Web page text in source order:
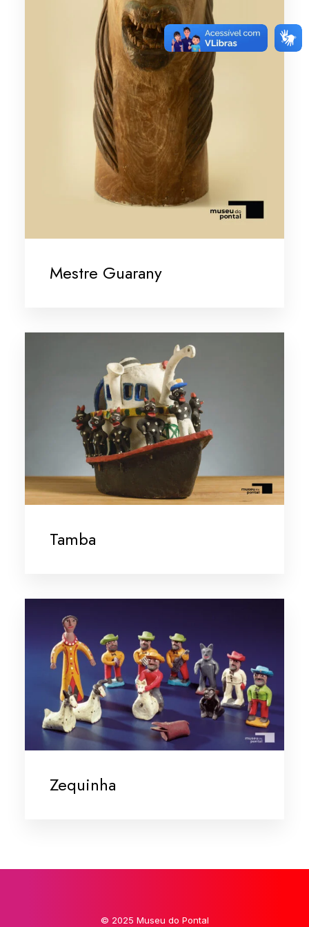
Mestre Guarany
Tamba
Zequinha
© 2025 Museu do Pontal